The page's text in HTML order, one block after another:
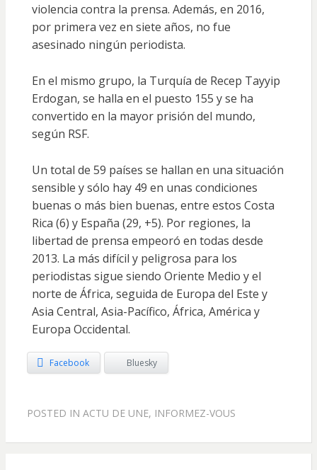
violencia contra la prensa. Además, en 2016,
por primera vez en siete años, no fue
asesinado ningún periodista.
En el mismo grupo, la Turquía de Recep Tayyip
Erdogan, se halla en el puesto 155 y se ha
convertido en la mayor prisión del mundo,
según RSF.
Un total de 59 países se hallan en una situación
sensible y sólo hay 49 en unas condiciones
buenas o más bien buenas, entre estos Costa
Rica (6) y España (29, +5). Por regiones, la
libertad de prensa empeoró en todas desde
2013. La más difícil y peligrosa para los
periodistas sigue siendo Oriente Medio y el
norte de África, seguida de Europa del Este y
Asia Central, Asia-Pacífico, África, América y
Europa Occidental.
Facebook Bluesky
POSTED IN ACTU DE UNE, INFORMEZ-VOUS